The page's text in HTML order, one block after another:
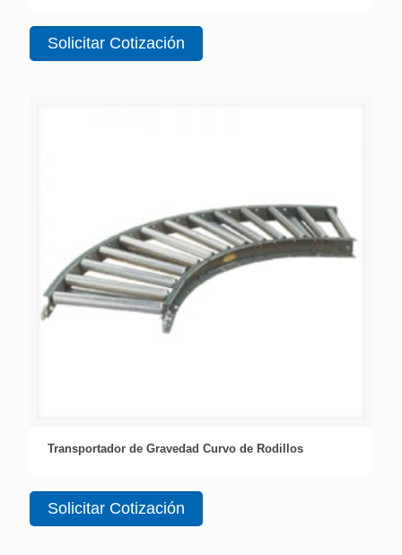
Solicitar Cotización
Transportador de Gravedad Curvo de Rodillos
Solicitar Cotización